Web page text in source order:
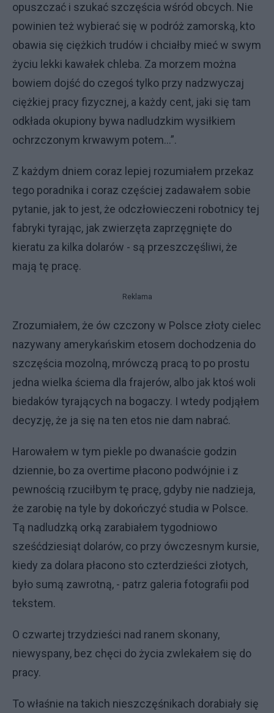
opuszczać i szukać szczęścia wśród obcych. Nie
powinien też wybierać się w podróż zamorską, kto
obawia się ciężkich trudów i chciałby mieć w swym
życiu lekki kawałek chleba. Za morzem można
bowiem dojść do czegoś tylko przy nadzwyczaj
ciężkiej pracy fizycznej, a każdy cent, jaki się tam
odkłada okupiony bywa nadludzkim wysiłkiem
ochrzczonym krwawym potem…”.
Z każdym dniem coraz lepiej rozumiałem przekaz
tego poradnika i coraz częściej zadawałem sobie
pytanie, jak to jest, że odczłowieczeni robotnicy tej
fabryki tyrając, jak zwierzęta zaprzęgnięte do
kieratu za kilka dolarów - są przeszczęśliwi, że
mają tę pracę.
Reklama
Zrozumiałem, że ów czczony w Polsce złoty cielec
nazywany amerykańskim etosem dochodzenia do
szczęścia mozolną, mrówczą pracą to po prostu
jedna wielka ściema dla frajerów, albo jak ktoś woli
biedaków tyrających na bogaczy. I wtedy podjąłem
decyzję, że ja się na ten etos nie dam nabrać.
Harowałem w tym piekle po dwanaście godzin
dziennie, bo za overtime płacono podwójnie i z
pewnością rzuciłbym tę pracę, gdyby nie nadzieja,
że zarobię na tyle by dokończyć studia w Polsce.
Tą nadludzką orką zarabiałem tygodniowo
sześćdziesiąt dolarów, co przy ówczesnym kursie,
kiedy za dolara płacono sto czterdzieści złotych,
było sumą zawrotną, - patrz galeria fotografii pod
tekstem.
O czwartej trzydzieści nad ranem skonany,
niewyspany, bez chęci do życia zwlekałem się do
pracy.
To właśnie na takich nieszczęśnikach dorabiały się